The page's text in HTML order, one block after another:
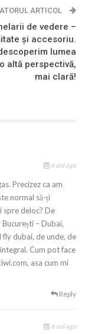
ARTICOL
de vedere –
și accesoriu.
lumea
altă perspectivă,
mai clară!
6 ani ago
Precizez ca am
normal să-ți
spre deloc? De
– Dubai,
dubai, de unde, de
Cum pot face
asa cum mi
Reply
6 ani ago